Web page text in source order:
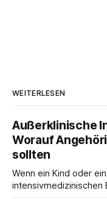
WEITERLESEN
Außerklinische
Worauf
sollten
Wenn ein Kind oder
intensivmedizinischen